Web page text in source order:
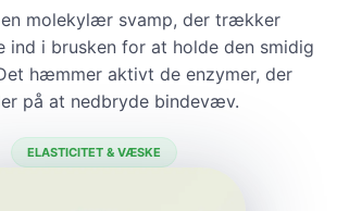
molekylær svamp, der trækker
ind i brusken for at holde den smidig
hæmmer aktivt de enzymer, der
på at nedbryde bindevæv.
ELASTICITET & VÆSKE